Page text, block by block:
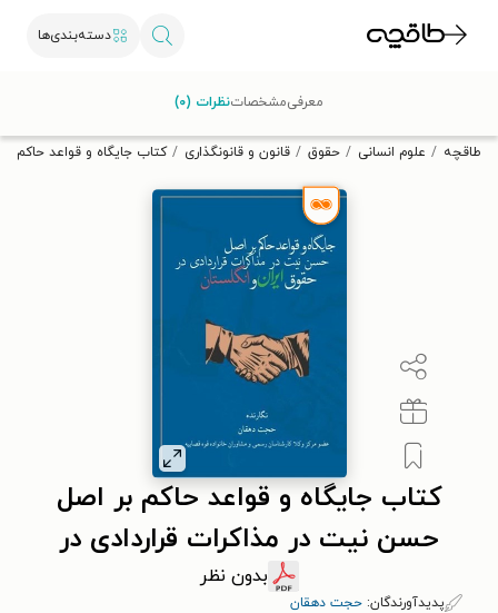
دسته‌بندی‌ها
تخفیف از طاقچه دریافت کن.
طاقچه علوم انسانی حقوق قانون و قانونگذاری کتاب جایگاه و قواعد حاکم
کتاب جایگاه و قواعد حاکم بر اصل
حسن نیت در مذاکرات قراردادی در
حقوق ایران و انگلستان
بدون نظر
پدیدآورندگان: حجت دهقان
معرفیمشخصاتنظرات (۰)